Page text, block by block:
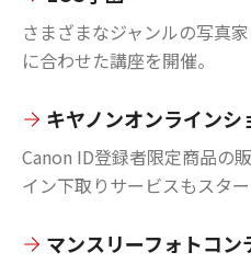
さまざまなジャンルの写真
に合わせた講座を開催。
キヤノンオンラインシ
Canon ID登録者限定商品の
イン下取りサービスもスター
マンスリーフォトコン